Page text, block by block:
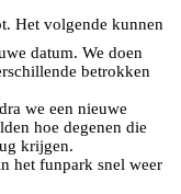
Het volgende kunnen
datum. We doen
betrokken
we een nieuwe
hoe degenen die
krijgen.
het funpark snel weer